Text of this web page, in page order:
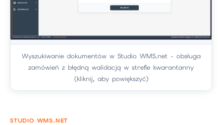
Wyszukiwanie dokumentów w Studio WMS.net - obsługa
zamówień z błędną walidacją w strefie kwarantanny
(kliknij, aby powiększyć)
STUDIO WMS.NET